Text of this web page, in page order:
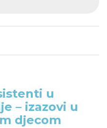
u
– izazovi u
djecom